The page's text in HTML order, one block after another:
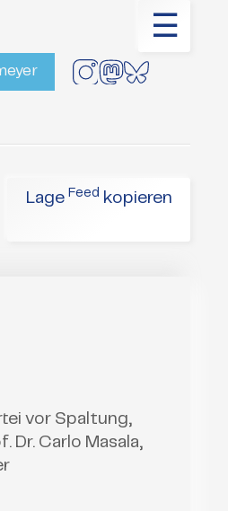
☰
Lage Feed kopieren
vor Spaltung,
Dr. Carlo Masala,